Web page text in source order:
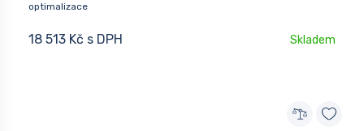
optimalizace
18 513 Kč s DPH Skladem